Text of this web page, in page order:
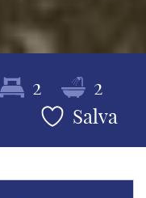
2
2
Salva